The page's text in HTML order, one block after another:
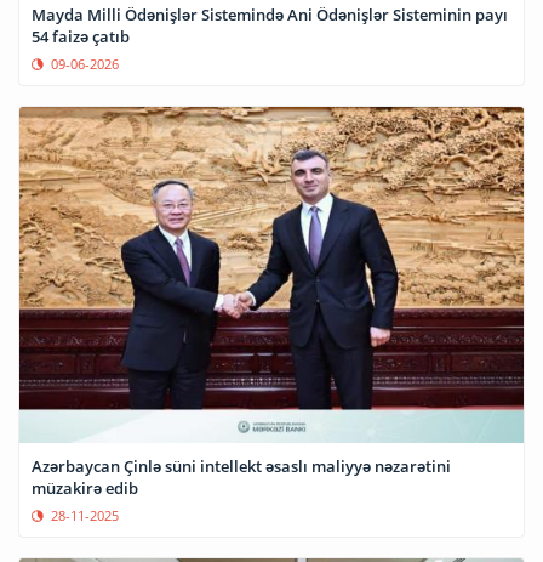
Mayda Milli Ödənişlər Sistemində Ani Ödənişlər Sisteminin payı
54 faizə çatıb
09-06-2026
Azərbaycan Çinlə süni intellekt əsaslı maliyyə nəzarətini
müzakirə edib
28-11-2025